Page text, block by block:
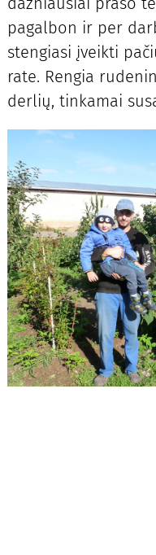
pagalbon ir per
stengiasi įveikti
rate. Rengia
derlių, tinkamai